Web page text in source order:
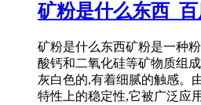
矿粉是什么东西_
矿粉是什么东西矿粉是一种
酸钙和二氧化硅等矿物质组
灰白色的,有着细腻的触感。
特性上的稳定性,它被广泛应